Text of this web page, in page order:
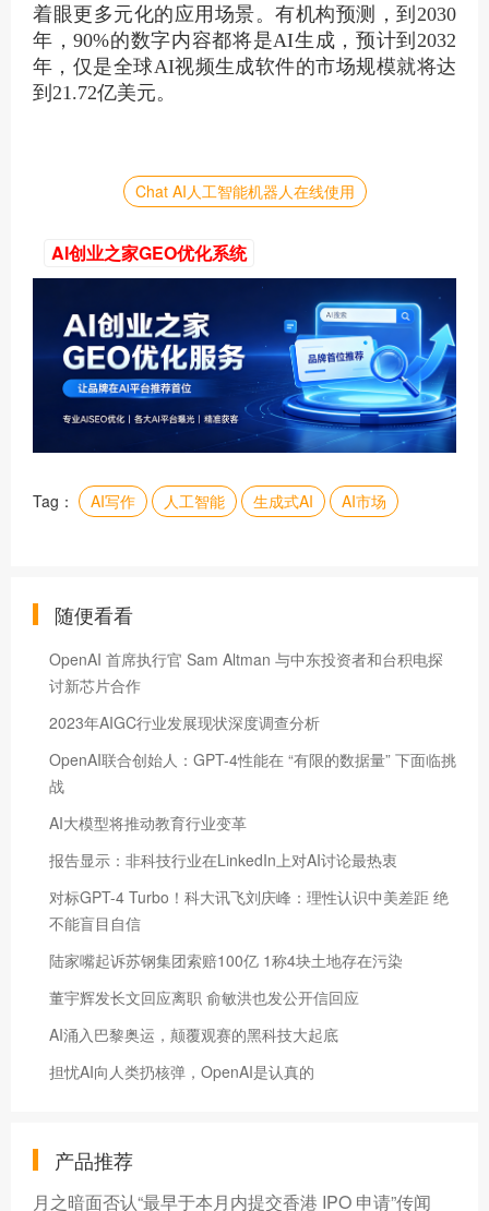
着眼更多元化的应用场景。有机构预测，到2030
年，90%的数字内容都将是AI生成，预计到2032
年，仅是全球AI视频生成软件的市场规模就将达
到21.72亿美元。
Chat AI人工智能机器人在线使用
AI创业之家GEO优化系统
Tag： AI写作 人工智能 生成式AI AI市场
随便看看
​OpenAI 首席执行官 Sam Altman 与中东投资者和台积电探
讨新芯片合作
2023年AIGC行业发展现状深度调查分析
OpenAI联合创始人：GPT-4性能在 “有限的数据量” 下面临挑
战
AI大模型将推动教育行业变革
报告显示：非科技行业在LinkedIn上对AI讨论最热衷
对标GPT-4 Turbo！科大讯飞刘庆峰：理性认识中美差距 绝
不能盲目自信
陆家嘴起诉苏钢集团索赔100亿 1称4块土地存在污染
董宇辉发长文回应离职 俞敏洪也发公开信回应
AI涌入巴黎奥运，颠覆观赛的黑科技大起底
担忧AI向人类扔核弹，OpenAI是认真的
产品推荐
月之暗面否认“最早于本月内提交香港 IPO 申请”传闻